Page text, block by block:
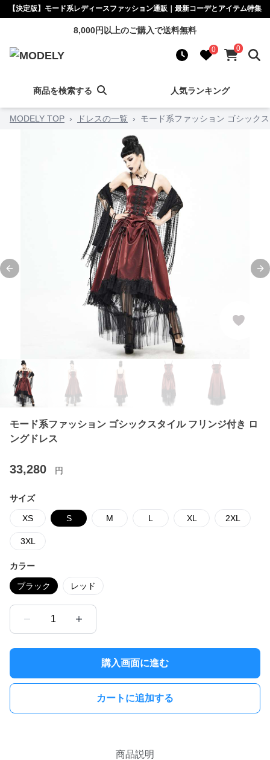
【決定版】モード系レディースファッション通販｜最新コーデとアイテム特集
8,000円以上のご購入で送料無料
0 0
商品を検索する 人気ランキング
MODELY TOP › ドレスの一覧 › モード系ファッション ゴシック
Previous slide
モード系ファッション ゴシックスタイル フリンジ付き ロ
ングドレス
33,280 円
サイズ
XS S M L XL 2XL
3XL
カラー
ブラック レッド
1
購入画面に進む
カートに追加する
商品説明